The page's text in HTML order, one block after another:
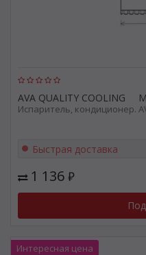
AVA QUALITY COOLING
Испаритель, кондиционер.
Быстрая доставка
1 136 ₽
Интересная цена